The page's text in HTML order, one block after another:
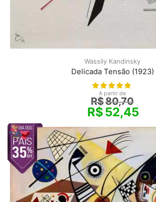
Wassily Kandinsky
Delicada Tensão (1923)
A partir de
R$80,70
R$52,45